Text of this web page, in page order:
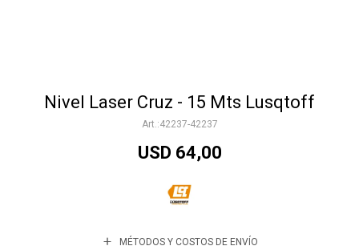
Nivel Laser Cruz - 15 Mts Lusqtoff
42237-42237
USD 64,00
MÉTODOS Y COSTOS DE ENVÍO
Varios